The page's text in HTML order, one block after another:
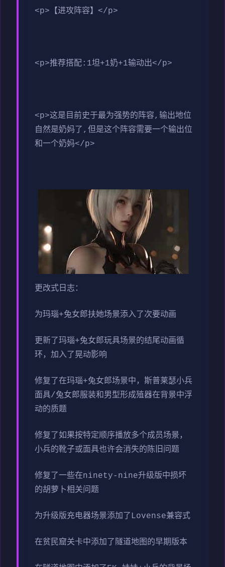
<p>【进攻阵容】</p>
<p>推荐搭配:1坦+1奶+1输动出</p>
<p>这是目前史于最为强势的阵容,输出地位
自然是奶妈了,但是这个阵容需要一个输出位
和一个奶妈</p>
更改式日志：
为玛瑙+兔女郎扶她场景添入了次要动画
更新了玛瑙+兔女郎玩具场景的结尾动画循
环，加入了晃动影响
修复了在玛瑙+兔女郎场景中，斯普莱瑟小兵
面具/兔女郎服装和男型形成殖器在背景中浮
动的质题
修复了如果按特定顺序播放多个成员场景，
小兵的靴子或面具也许会消失的陈旧问题
修复了一些在ninety-nine升级版中损坏
的胡萝卜相关问题
为升级版充电器场景添加了Lovense兼容式
在贫民窟关卡中添加了隧道地图的早期版本